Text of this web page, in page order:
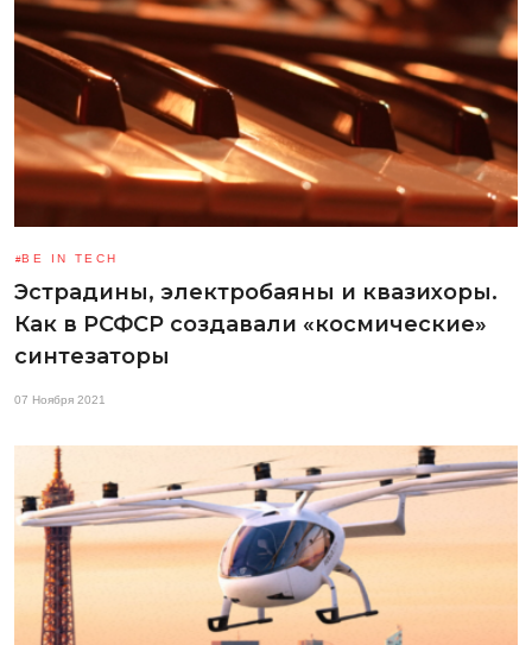
BE IN TECH
Эстрадины, электробаяны и квазихоры.
Как в РСФСР создавали «космические»
синтезаторы
07 Ноября 2021